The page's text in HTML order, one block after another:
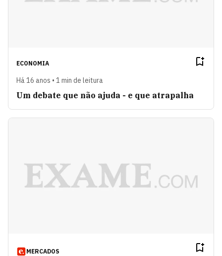
ECONOMIA
Há 16 anos • 1 min de leitura
Um debate que não ajuda - e que atrapalha
MERCADOS